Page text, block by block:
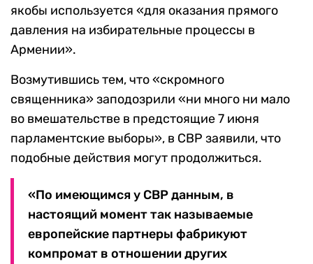
якобы используется «для оказания прямого
давления на избирательные процессы в
Армении».
Возмутившись тем, что «скромного
священника» заподозрили «ни много ни мало
во вмешательстве в предстоящие 7 июня
парламентские выборы», в СВР заявили, что
подобные действия могут продолжиться.
«По имеющимся у СВР данным, в
настоящий момент так называемые
европейские партнеры фабрикуют
компромат в отношении других